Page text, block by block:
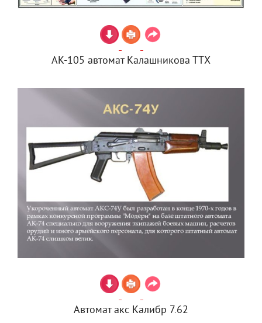
АК-105 автомат Калашникова ТТХ
Автомат акс Калибр 7.62